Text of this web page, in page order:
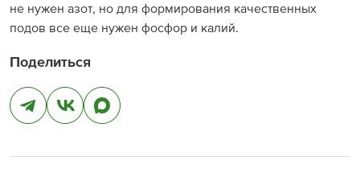
не нужен азот, но для формирования качественных
подов все еще нужен фосфор и калий.
Поделиться